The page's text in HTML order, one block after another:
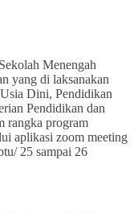
Menengah
yang di laksanakan
Dini, Pendidikan
Pendidikan dan
rangka program
aplikasi zoom meeting
25 sampai 26